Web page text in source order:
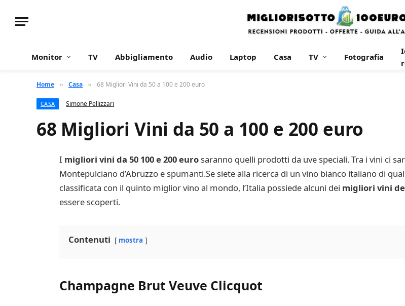
Monitor TV Abbigliamento Audio Laptop Casa TV Fotografia
Home » Casa » 68 Migliori Vini da 50 a 100 e 200 euro
CASA Simone Pellizzari
68 Migliori Vini da 50 a 100 e 200 euro
I migliori vini da 50 100 e 200 eurosaranno quelli prodotti da uve speciali. Tra i vini ci
Montepulciano d’Abruzzo e spumanti.Se siete alla ricerca di un vino bianco italiano di
classificata con il quinto miglior vino al mondo, l’Italia possiede alcuni dei migliori vini
essere scoperti.
Contenuti mostra
Champagne Brut Veuve Clicquot